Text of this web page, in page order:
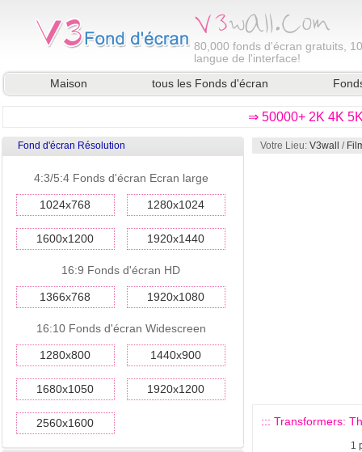
80,000 fonds d'écran gratuits,
langue de l'interface!
Maison
tous les Fonds d'écran
⇒ 50000+ 2K 4K
Fond d'écran Résolution
4:3/5:4 Fonds d'écran Ecran large
1024x768 1280x1024
1600x1200 1920x1440
16:9 Fonds d'écran HD
1366x768 1920x1080
16:10 Fonds d'écran Widescreen
1280x800 1440x900
1680x1050 1920x1200
2560x1600
Votre Lieu: V3wall /
::: Transformers:
1